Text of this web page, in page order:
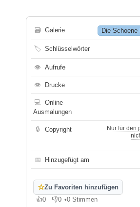
🗃 Galerie Die
🏷 Schlüsselwörter
👁 Aufrufe
👁 Drucke
💻
Online-
Ausmalungen
🔒 Copyright
Nur für den
📅 Hinzugefügt am
☆Zu Favoriten hinzufügen
👍0
Gefällt mir
👎0
Gefällt mir nicht
•0 Stimmen